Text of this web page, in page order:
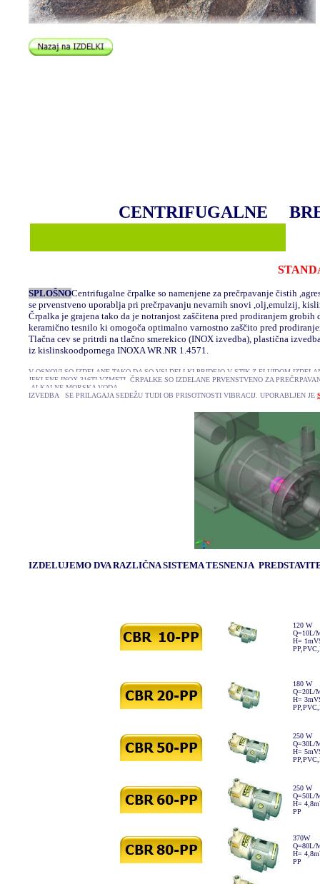
CENTRIFUGALNE
SPLOŠNOCentrifugalne črpalke so namenjene za prečrpavanje čistih
se prvenstveno uporablja pri prečrpavanju nevarnih snovi ,olj,emulzij,
Črpalka je grajena tako da je notranjost zaščitena pred prodiranjem
keramično tesnilo ki omogoča optimalno varnostno zaščito pred
Tlačna cev se pritrdi na tlačno smerekico (INOX izvedba), plastična
iz kislinskoodpornega INOXA WR.NR 1.4571.
V OSNOVI SO IZDELANE TAKO DA SO VSI DELI KI PRIDEJO V STIK Z FLUIDOM
JEKLENE INOX 316TI VZMETI ČRPALKE SO IZDELANE PRVENSTVENO ZA
ALKALNE MORSKA VODA ...
IZVEDBA SE PRILAGAJA SEDEŽU TUDI OB PRISOTNOSTI VIBRACIJ. UPORABLJEN JE
IZDELUJEMO DVA RAZLIČNA SISTEMA TESNENJA
120 W
Q=10L/
H=
180 W
Q=20L/
H=
250 W
Q=30L/
H=
250 W
Q=50L/
H=
PP
370W
Q=80L/
H=
PP